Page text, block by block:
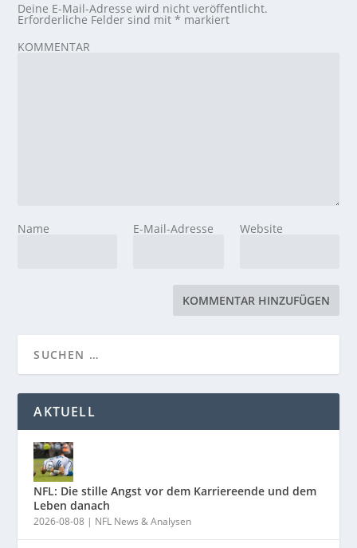
Deine E-Mail-Adresse wird nicht veröffentlicht.
Erforderliche Felder sind mit* markiert
KOMMENTAR
Name E-Mail-Adresse Website
AKTUELL
NFL: Die stille Angst vor dem Karriereende und dem
Leben danach
2026-08-08 | NFL News & Analysen